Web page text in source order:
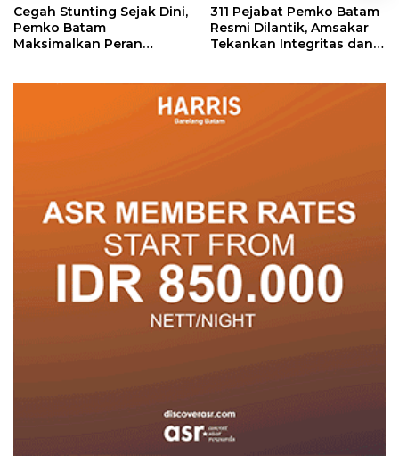
Cegah Stunting Sejak Dini,
Pemko Batam
Maksimalkan Peran
311 Pejabat Pemko Batam
Resmi Dilantik, Amsakar
Tekankan Integritas dan